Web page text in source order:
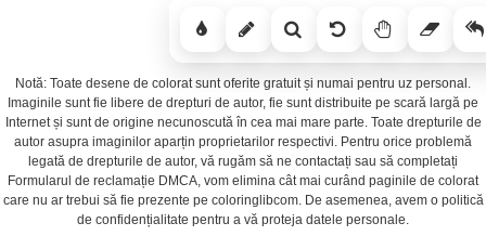
Notă: Toate desene de colorat sunt oferite gratuit și numai pentru uz personal.
Imaginile sunt fie libere de drepturi de autor, fie sunt distribuite pe scară largă pe
Internet și sunt de origine necunoscută în cea mai mare parte. Toate drepturile de
autor asupra imaginilor aparțin proprietarilor respectivi. Pentru orice problemă
legată de drepturile de autor, vă rugăm să ne contactați sau să completați
Formularul de reclamație DMCA, vom elimina cât mai curând paginile de colorat
care nu ar trebui să fie prezente pe coloringlibcom. De asemenea, avem o politică
de confidențialitate pentru a vă proteja datele personale.